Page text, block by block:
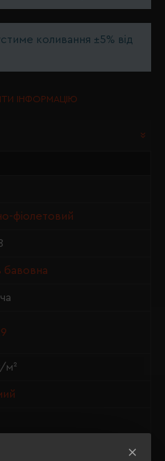
коливання ±5% від
ІНФОРМАЦІЮ
фіолетовий
бавовна
м²